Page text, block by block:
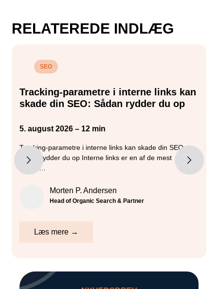
RELATEREDE INDLÆG
SEO
Tracking-parametre i interne links kan
skade din SEO: Sådan rydder du op
5. august 2026 – 12 min
Tracking-parametre i interne links kan skade din SEO –
sådan rydder du op Interne links er en af de mest
kontro…
Morten P. Andersen
Head of Organic Search & Partner
Læs mere →